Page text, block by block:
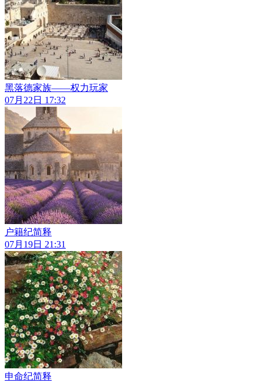
黑落德家族——权力玩家
07月22日 17:32
户籍纪简释
07月19日 21:31
申命纪简释